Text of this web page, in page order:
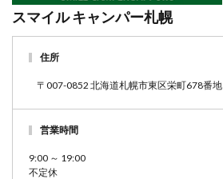
スマイル キャンパー札幌
住所
〒007-0852 北海道札幌市東区栄町678番地
営業時間
9:00 ～ 19:00
不定休